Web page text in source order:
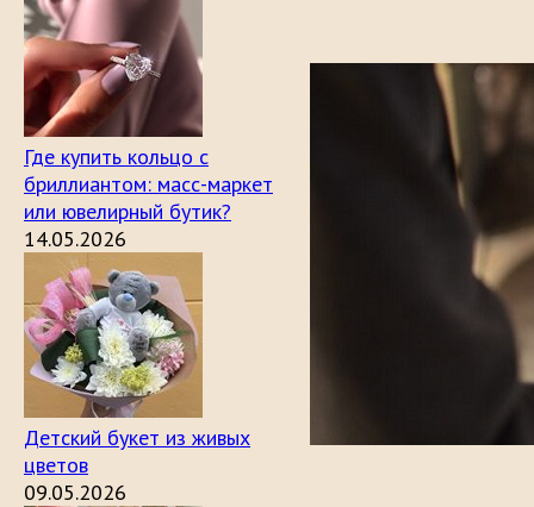
Где купить кольцо с
бриллиантом: масс-маркет
или ювелирный бутик?
14.05.2026
Детский букет из живых
цветов
09.05.2026